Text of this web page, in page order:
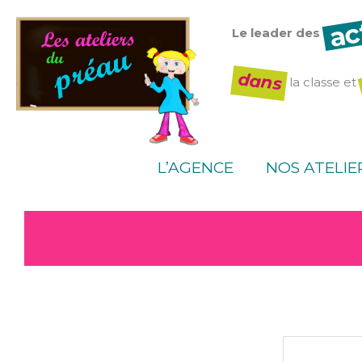
contenu
Le leader des
dans la classe et
L’AGENCE NOS